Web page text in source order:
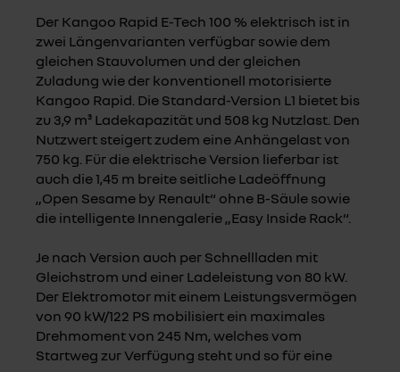
Der Kangoo Rapid E-Tech 100 % elektrisch ist in
zwei Längenvarianten verfügbar sowie dem
gleichen Stauvolumen und der gleichen
Zuladung wie der konventionell motorisierte
Kangoo Rapid. Die Standard-Version L1 bietet bis
zu 3,9 m³ Ladekapazität und 508 kg Nutzlast. Den
Nutzwert steigert zudem eine Anhängelast von
750 kg. Für die elektrische Version lieferbar ist
auch die 1,45 m breite seitliche Ladeöffnung
„Open Sesame by Renault“ ohne B-Säule sowie
die intelligente Innengalerie „Easy Inside Rack“.
Je nach Version auch per Schnellladen mit
Gleichstrom und einer Ladeleistung von 80 kW.
Der Elektromotor mit einem Leistungsvermögen
von 90 kW/122 PS mobilisiert ein maximales
Drehmoment von 245 Nm, welches vom
Startweg zur Verfügung steht und so für eine